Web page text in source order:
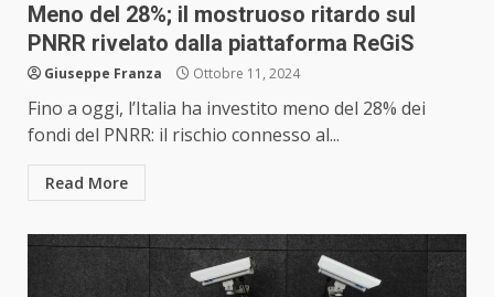
Meno del 28%; il mostruoso ritardo sul
PNRR rivelato dalla piattaforma ReGiS
Giuseppe Franza Ottobre 11, 2024
Fino a oggi, l’Italia ha investito meno del 28% dei
fondi del PNRR: il rischio connesso al...
Read More